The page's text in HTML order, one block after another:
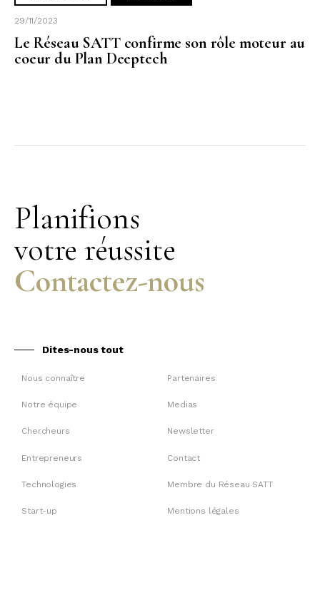
29/11/2023
Le Réseau SATT confirme son rôle moteur au
coeur du Plan Deeptech
Planifions
votre réussite
Contactez-nous
Dites-nous tout
Nous connaître
Notre équipe
Chercheurs
Entrepreneurs
Technologies
Start-up
Partenaires
Medias
Newsletter
Contact
Membre du Réseau SATT
Mentions légales